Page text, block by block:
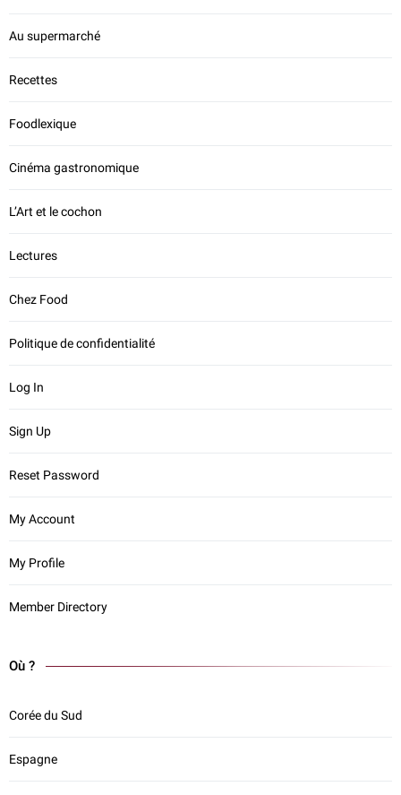
Au supermarché
Recettes
Foodlexique
Cinéma gastronomique
L’Art et le cochon
Lectures
Chez Food
Politique de confidentialité
Log In
Sign Up
Reset Password
My Account
My Profile
Member Directory
Où ?
Corée du Sud
Espagne